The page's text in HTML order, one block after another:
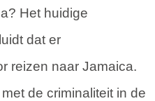
Het huidige
dat er
reizen naar Jamaica.
de criminaliteit in de